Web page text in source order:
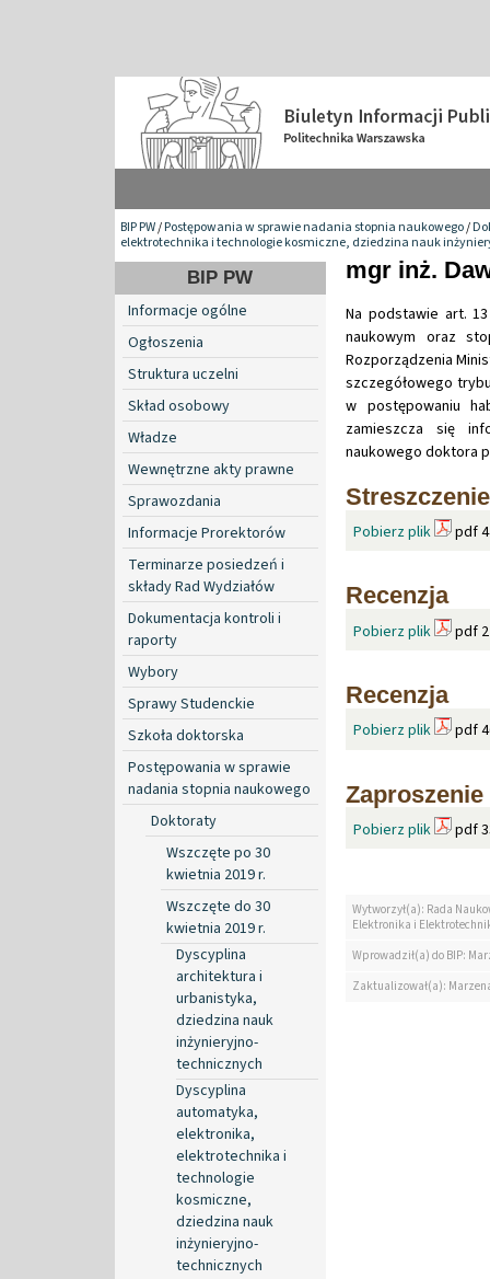
BIP PW/Postępowania w sprawie nadania stopnia naukowego/
elektrotechnika i technologie kosmiczne, dziedzina nauk
BIP PW
Informacje ogólne
Ogłoszenia
Struktura uczelni
Skład osobowy
Władze
Wewnętrzne akty prawne
Sprawozdania
Informacje Prorektorów
Terminarze posiedzeń i
składy Rad Wydziałów
Dokumentacja kontroli i
raporty
Wybory
Sprawy Studenckie
Szkoła doktorska
Postępowania w sprawie
nadania stopnia naukowego
Doktoraty
Wszczęte po 30
kwietnia 2019 r.
Wszczęte do 30
kwietnia 2019 r.
Dyscyplina
architektura i
urbanistyka,
dziedzina nauk
inżynieryjno-
technicznych
Dyscyplina
automatyka,
elektronika,
elektrotechnika i
technologie
kosmiczne,
dziedzina nauk
inżynieryjno-
technicznych
mgr inż.
Na podstawie art.
naukowym oraz
Rozporządzenia
szczegółowego
w postępowaniu
zamieszcza się
naukowego doktora
Streszczenie
Pobierz plik pdf
Recenzja
Pobierz plik pdf
Recenzja
Pobierz plik pdf
Zaproszenie
Pobierz plik pdf
Wytworzył(a): Rada
Elektronika i
Wprowadził(a) do BIP:
Zaktualizował(a):